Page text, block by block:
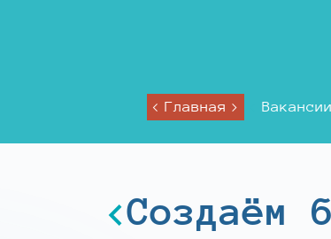
Главная Вакансии
Создаём